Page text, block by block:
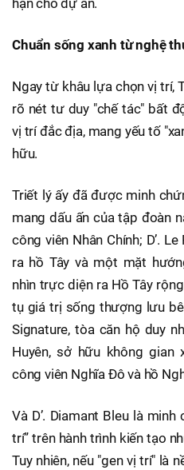
hạn cho dự án.
Chuẩn sống xanh từ nghệ
Ngay từ khâu lựa chọn vị trí,
rõ nét tư duy "chế tác" bất
vị trí đắc địa, mang yếu tố
hữu.
Triết lý ấy đã được minh
mang dấu ấn của tập đoàn
công viên Nhân Chính; D’.
ra hồ Tây và một mặt
nhìn trực diện ra Hồ Tây rộng
tụ giá trị sống thượng lưu
Signature, tòa căn hộ duy
Huyên, sở hữu không gian
công viên Nghĩa Đô và hồ
Và D’. Diamant Bleu là
trí” trên hành trình kiến tạo
Tuy nhiên, nếu "gen vị trí" là